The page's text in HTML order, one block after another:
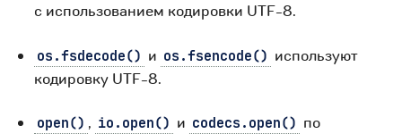
с использованием кодировки UTF-8.
os.fsdecode() и os.fsencode() используют
кодировку UTF-8.
open() , io.open() и codecs.open() по